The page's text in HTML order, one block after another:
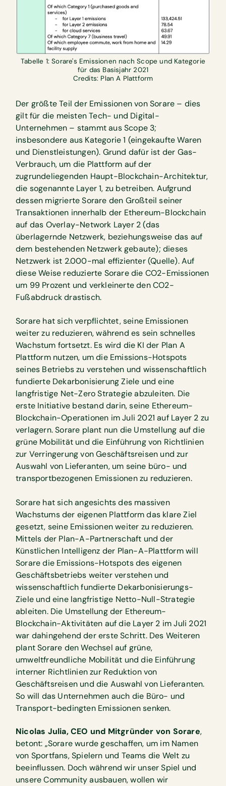
Tabelle 1: Sorare's Emissionen nach Scope und Kategorie
für das Basisjahr 2021
Credits: Plan A Plattform
Der größte Teil der Emissionen von Sorare – dies
gilt für die meisten Tech- und Digital-
Unternehmen – stammt aus Scope 3;
insbesondere aus Kategorie 1 (eingekaufte Waren
und Dienstleistungen). Grund dafür ist der Gas-
Verbrauch, um die Plattform auf der
zugrundeliegenden Haupt-Blockchain-Architektur,
die sogenannte Layer 1, zu betreiben. Aufgrund
dessen migrierte Sorare den Großteil seiner
Transaktionen innerhalb der Ethereum-Blockchain
auf das Overlay-Network Layer 2 (das
überlagernde Netzwerk, beziehungsweise das auf
dem bestehenden Netzwerk gebaute); dieses
Netzwerk ist 2.000-mal effizienter (Quelle). Auf
diese Weise reduzierte Sorare die CO2-Emissionen
um 99 Prozent und verkleinerte den CO2-
Fußabdruck drastisch.
Sorare hat sich verpflichtet, seine Emissionen
weiter zu reduzieren, während es sein schnelles
Wachstum fortsetzt. Es wird die KI der Plan A
Plattform nutzen, um die Emissions-Hotspots
seines Betriebs zu verstehen und wissenschaftlich
fundierte Dekarbonisierung Ziele und eine
langfristige Net-Zero Strategie abzuleiten. Die
erste Initiative bestand darin, seine Ethereum-
Blockchain-Operationen im Juli 2021 auf Layer 2 zu
verlagern. Sorare plant nun die Umstellung auf die
grüne Mobilität und die Einführung von Richtlinien
zur Verringerung von Geschäftsreisen und zur
Auswahl von Lieferanten, um seine büro- und
transportbezogenen Emissionen zu reduzieren.
Sorare hat sich angesichts des massiven
Wachstums der eigenen Plattform das klare Ziel
gesetzt, seine Emissionen weiter zu reduzieren.
Mittels der Plan-A-Partnerschaft und der
Künstlichen Intelligenz der Plan-A-Plattform will
Sorare die Emissions-Hotspots des eigenen
Geschäftsbetriebs weiter verstehen und
wissenschaftlich fundierte Dekarbonisierungs-
Ziele und eine langfristige Netto-Null-Strategie
ableiten. Die Umstellung der Ethereum-
Blockchain-Aktivitäten auf die Layer 2 im Juli 2021
war dahingehend der erste Schritt. Des Weiteren
plant Sorare den Wechsel auf grüne,
umweltfreundliche Mobilität und die Einführung
interner Richtlinien zur Reduktion von
Geschäftsreisen und die Auswahl von Lieferanten.
So will das Unternehmen auch die Büro- und
Transport-bedingten Emissionen senken.
Nicolas Julia, CEO und Mitgründer von Sorare,
betont: „Sorare wurde geschaffen, um im Namen
von Sportfans, Spielern und Teams die Welt zu
beeinflussen. Doch während wir unser Spiel und
unsere Community ausbauen, wollen wir